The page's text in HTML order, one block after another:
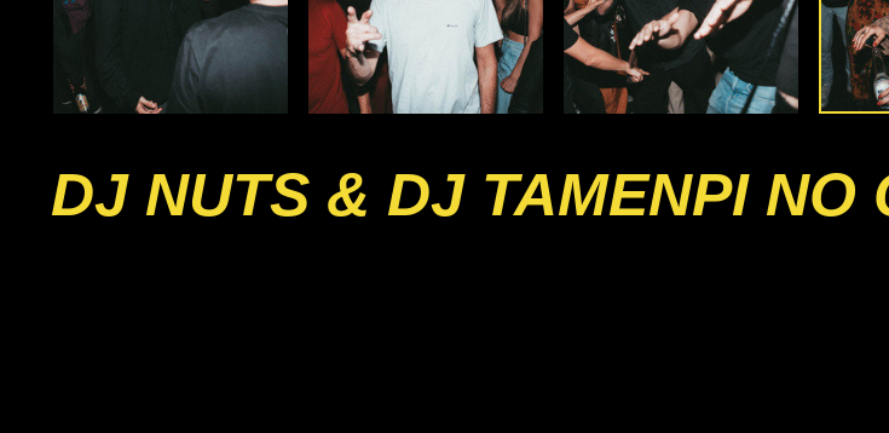
DJ NUTS & DJ TAMENPI NO